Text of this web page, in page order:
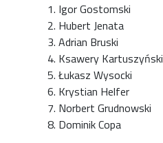
Igor Gostomski
Hubert Jenata
Adrian Bruski
Ksawery Kartuszyński
Łukasz Wysocki
Krystian Helfer
Norbert Grudnowski
Dominik Copa